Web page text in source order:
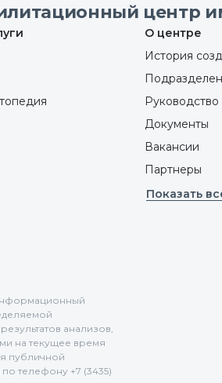
центр
О центре
История
Руководство
Документы
Вакансии
Партнеры
Показать
анализов,
на текущее время
публичной
телефону +7 (3435)